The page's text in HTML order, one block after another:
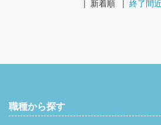
| 新着順 | 終了間
職種から探す